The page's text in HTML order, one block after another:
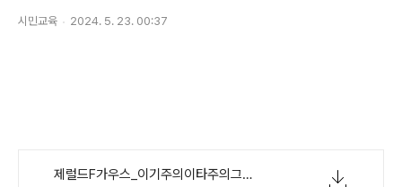
시민교육 2024. 5. 23. 00:37
제럴드F가우스_이기주의이타주의그리고우리의협동적사회질서_Morality7장.hwp